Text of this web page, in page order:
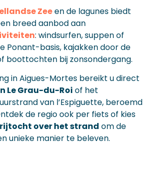
Zeeen de lagunes biedt
breed aanbod aan
: windsurfen, suppen of
Ponant-basis, kajakken door de
boottochten bij zonsondergang.
in Aigues-Mortes bereikt u direct
Le Grau-du-Roi of het
van l’Espiguette, beroemd
de regio ook per fiets of kies
over het strand om de
unieke manier te beleven.